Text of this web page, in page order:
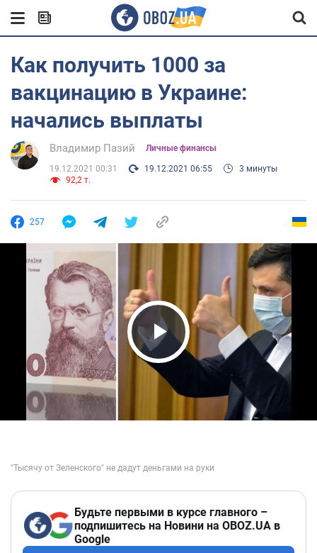
Как получить 1000 за
вакцинацию в Украине:
начались выплаты
Владимир Пазий Личные финансы
19.12.2021 00:31 19.12.2021 06:55
3 минуты
92,2 т.
257
Play Video
Будьте первыми в курсе главного –
подпишитесь на Новини на OBOZ.UA в
Google